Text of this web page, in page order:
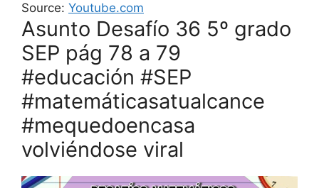
Source: Youtube.com
Asunto Desafío 36 5º grado
SEP pág 78 a 79
#educación #SEP
#matemáticasatualcance
#mequedoencasa
volviéndose viral